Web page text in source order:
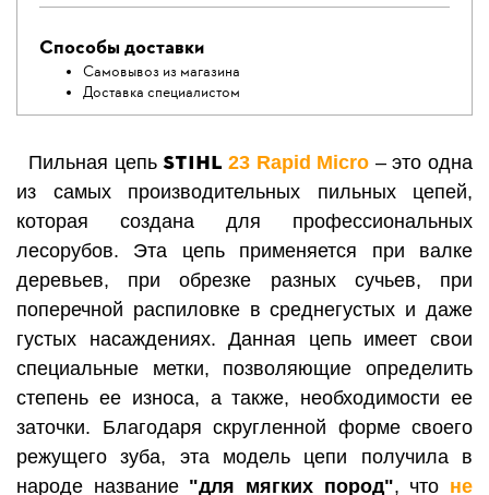
Способы доставки
Самовывоз из магазина
Доставка специалистом
Пильная цепьSTIHL 23 Rapid Micro – это одна
из самых производительных пильных цепей,
которая создана для профессиональных
лесорубов. Эта цепь применяется при валке
деревьев, при обрезке разных сучьев, при
поперечной распиловке в среднегустых и даже
густых насаждениях. Данная цепь имеет свои
специальные метки, позволяющие определить
степень ее износа, а также, необходимости ее
заточки. Благодаря скругленной форме своего
режущего зуба, эта модель цепи получила в
народе название "для мягких пород", что не